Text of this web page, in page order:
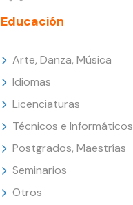
Educación
Arte, Danza, Música
Idiomas
Licenciaturas
Técnicos e Informáticos
Postgrados, Maestrías
Seminarios
Otros